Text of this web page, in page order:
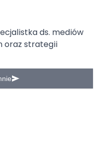
ds. mediów
oraz strategii